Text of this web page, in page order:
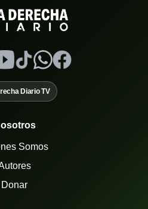
Diario TV
Somos
Donar